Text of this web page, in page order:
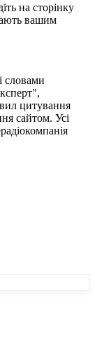
на сторінку
вашим
словами
цитування
сайтом. Усі